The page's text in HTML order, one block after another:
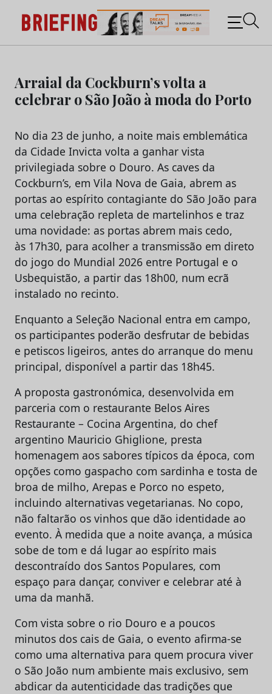
content
Briefing: Todas as notícias sobre os negócios do
Marketing e da Publicidade
Arraial da Cockburn’s volta a
celebrar o São João à moda do Porto
No dia 23 de junho, a noite mais emblemática
da Cidade Invicta volta a ganhar vista
privilegiada sobre o Douro. As caves da
Cockburn’s, em Vila Nova de Gaia, abrem as
portas ao espírito contagiante do São João para
uma celebração repleta de martelinhos e traz
uma novidade: as portas abrem mais cedo,
às 17h30, para acolher a transmissão em direto
do jogo do Mundial 2026 entre Portugal e o
Usbequistão, a partir das 18h00, num ecrã
instalado no recinto.
Enquanto a Seleção Nacional entra em campo,
os participantes poderão desfrutar de bebidas
e petiscos ligeiros, antes do arranque do menu
principal, disponível a partir das 18h45.
A proposta gastronómica, desenvolvida em
parceria com o restaurante Belos Aires
Restaurante – Cocina Argentina, do chef
argentino Mauricio Ghiglione, presta
homenagem aos sabores típicos da época, com
opções como gaspacho com sardinha e tosta de
broa de milho, Arepas e Porco no espeto,
incluindo alternativas vegetarianas. No copo,
não faltarão os vinhos que dão identidade ao
evento. À medida que a noite avança, a música
sobe de tom e dá lugar ao espírito mais
descontraído dos Santos Populares, com
espaço para dançar, conviver e celebrar até à
uma da manhã.
Com vista sobre o rio Douro e a poucos
minutos dos cais de Gaia, o evento afirma-se
como uma alternativa para quem procura viver
o São João num ambiente mais exclusivo, sem
abdicar da autenticidade das tradições que